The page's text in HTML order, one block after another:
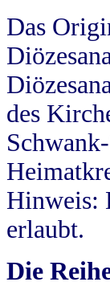
Das
des
Hinweis:
erlaubt.
Die